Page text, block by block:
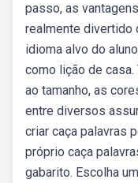
passo, as
realmente divertido
idioma alvo do
como lição de
ao tamanho, as
entre diversos
criar caça palavras
próprio caça
gabarito. Escolha